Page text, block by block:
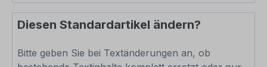
Diesen Standardartikel ändern?
Bitte geben Sie bei Textänderungen an, ob